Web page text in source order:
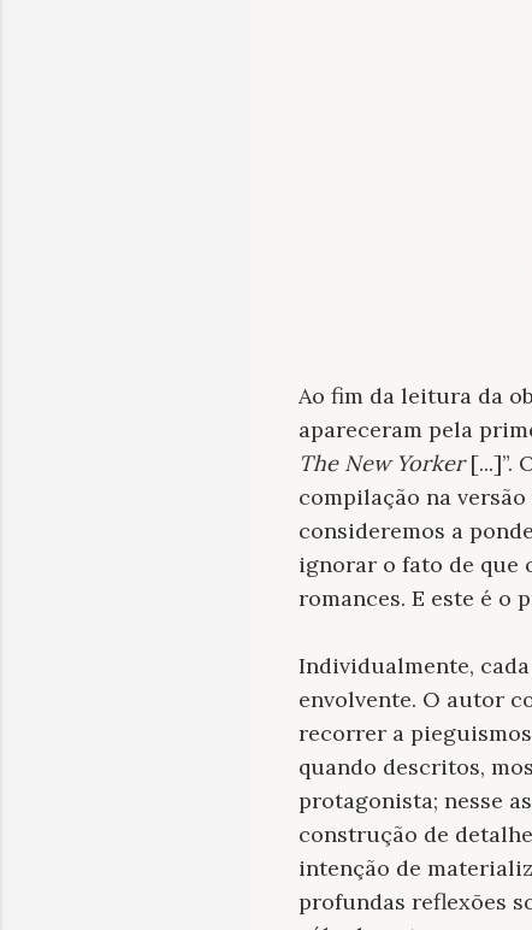
Ao fim da leitura da
apareceram pela
The New Yorker[...]”.
compilação na
consideremos a
ignorar o fato de que
romances. E este é o
Individualmente,
envolvente. O autor
recorrer a
quando descritos,
protagonista; nesse
construção de
intenção de
profundas reflexões